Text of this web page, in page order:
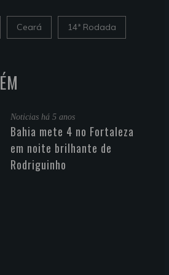
Ceará 14ª Rodada
Noticias há 5 anos
Bahia mete 4 no Fortaleza
em noite brilhante de
Rodriguinho